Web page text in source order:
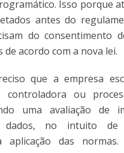
Isso porque
antes do
do consentimento
acordo com a nova lei.
que a empresa
controladora ou
uma avaliação de
dados, no intuito de
aplicação das